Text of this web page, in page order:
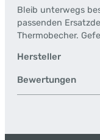
Bleib unterwegs
passenden
Thermobecher.
Hersteller
Bewertungen